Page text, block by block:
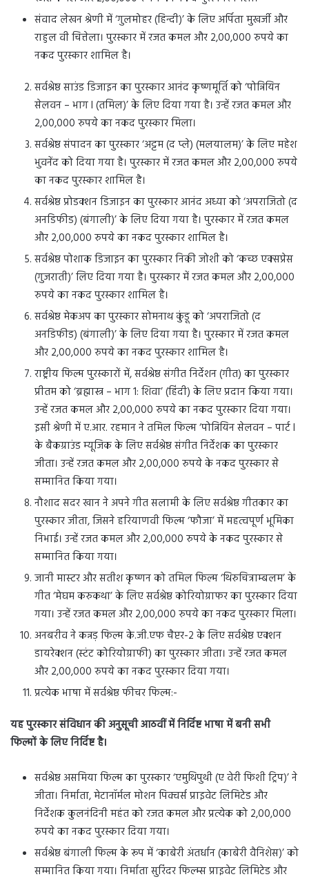
संवाद लेखन श्रेणी में ‘गुलमोहर (हिन्दी)’ के लिए अर्पिता मुखर्जी और
राहुल वी चित्तेला। पुरस्कार में रजत कमल और 2,00,000 रुपये का
नकद पुरस्कार शामिल है।
सर्वश्रेष्ठ साउंड डिजाइन का पुरस्कार आनंद कृष्णमूर्ति को ‘पोन्नियिन
सेलवन – भाग I (तमिल)’ के लिए दिया गया है। उन्हें रजत कमल और
2,00,000 रुपये का नकद पुरस्कार मिला।
सर्वश्रेष्ठ संपादन का पुरस्कार ‘अट्टम (द प्ले) (मलयालम)’ के लिए महेश
भुवनेंद को दिया गया है। पुरस्कार में रजत कमल और 2,00,000 रुपये
का नकद पुरस्कार शामिल है।
सर्वश्रेष्ठ प्रोडक्शन डिजाइन का पुरस्कार आनंद अध्या को ‘अपराजितो (द
अनडिफीड) (बंगाली)’ के लिए दिया गया है। पुरस्कार में रजत कमल
और 2,00,000 रुपये का नकद पुरस्कार शामिल है।
सर्वश्रेष्ठ पोशाक डिजाइन का पुरस्कार निकी जोशी को ‘कच्छ एक्सप्रेस
(गुजराती)’ लिए दिया गया है। पुरस्कार में रजत कमल और 2,00,000
रुपये का नकद पुरस्कार शामिल है।
सर्वश्रेष्ठ मेकअप का पुरस्कार सोमनाथ कुंडू को ‘अपराजितो (द
अनडिफीड) (बंगाली)’ के लिए दिया गया है। पुरस्कार में रजत कमल
और 2,00,000 रुपये का नकद पुरस्कार शामिल है।
राष्ट्रीय फिल्म पुरस्कारों में, सर्वश्रेष्ठ संगीत निर्देशन (गीत) का पुरस्कार
प्रीतम को ‘ब्रह्मास्त्र – भाग 1: शिवा’ (हिंदी) के लिए प्रदान किया गया।
उन्हें रजत कमल और 2,00,000 रुपये का नकद पुरस्कार दिया गया।
इसी श्रेणी में ए.आर. रहमान ने तमिल फिल्म ‘पोन्नियिन सेलवन – पार्ट I
के बैकग्राउंड म्यूजिक के लिए सर्वश्रेष्ठ संगीत निर्देशक का पुरस्कार
जीता। उन्हें रजत कमल और 2,00,000 रुपये के नकद पुरस्कार से
सम्मानित किया गया।
नौशाद सदर खान ने अपने गीत सलामी के लिए सर्वश्रेष्ठ गीतकार का
पुरस्कार जीता, जिसने हरियाणवी फिल्म ‘फौजा’ में महत्वपूर्ण भूमिका
निभाई। उन्हें रजत कमल और 2,00,000 रुपये के नकद पुरस्कार से
सम्मानित किया गया।
जानी मास्टर और सतीश कृष्णन को तमिल फिल्म ‘थिरुचित्राम्बलम’ के
गीत ‘मेघम करुकथा’ के लिए सर्वश्रेष्ठ कोरियोग्राफर का पुरस्कार दिया
गया। उन्हें रजत कमल और 2,00,000 रुपये का नकद पुरस्कार मिला।
अनबरीव ने कन्नड़ फिल्म के.जी.एफ चैप्टर-2 के लिए सर्वश्रेष्ठ एक्शन
डायरेक्शन (स्टंट कोरियोग्राफी) का पुरस्कार जीता। उन्हें रजत कमल
और 2,00,000 रुपये का नकद पुरस्कार दिया गया।
प्रत्येक भाषा में सर्वश्रेष्ठ फीचर फिल्म:-
यह पुरस्कार संविधान की अनुसूची आठवीं में निर्दिष्ट भाषा में बनी सभी
फिल्मों के लिए निर्दिष्ट है।
सर्वश्रेष्ठ असमिया फिल्म का पुरस्कार ‘एमुथिपुथी (ए वेरी फिशी ट्रिप)’ ने
जीता। निर्माता, मेटानॉर्मल मोशन पिक्चर्स प्राइवेट लिमिटेड और
निर्देशक कुलनंदिनी महंत को रजत कमल और प्रत्येक को 2,00,000
रुपये का नकद पुरस्कार दिया गया।
सर्वश्रेष्ठ बंगाली फिल्म के रूप में ‘काबेरी अंतर्धान (काबेरी वैनिशेस)’ को
सम्मानित किया गया। निर्माता सुरिंदर फिल्म्स प्राइवेट लिमिटेड और